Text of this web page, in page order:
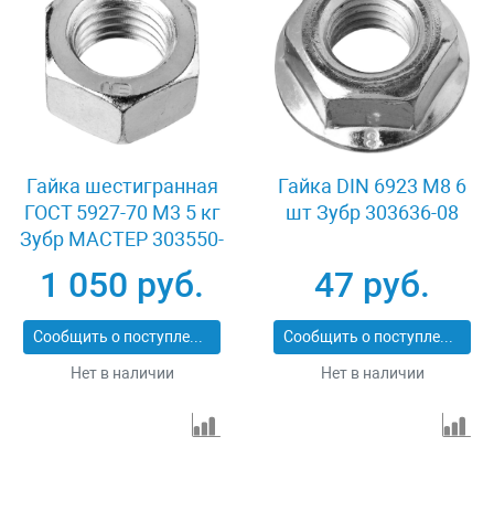
Гайка шестигранная
ГОСТ 5927-70 M3 5 кг
Зубр МАСТЕР 303550-
1 050 руб.
Сообщить о поступлении
Нет в наличии
Гайка DIN 6923 M8 6
шт Зубр 303636-08
47 руб.
Сообщить о поступлении
Нет в наличии